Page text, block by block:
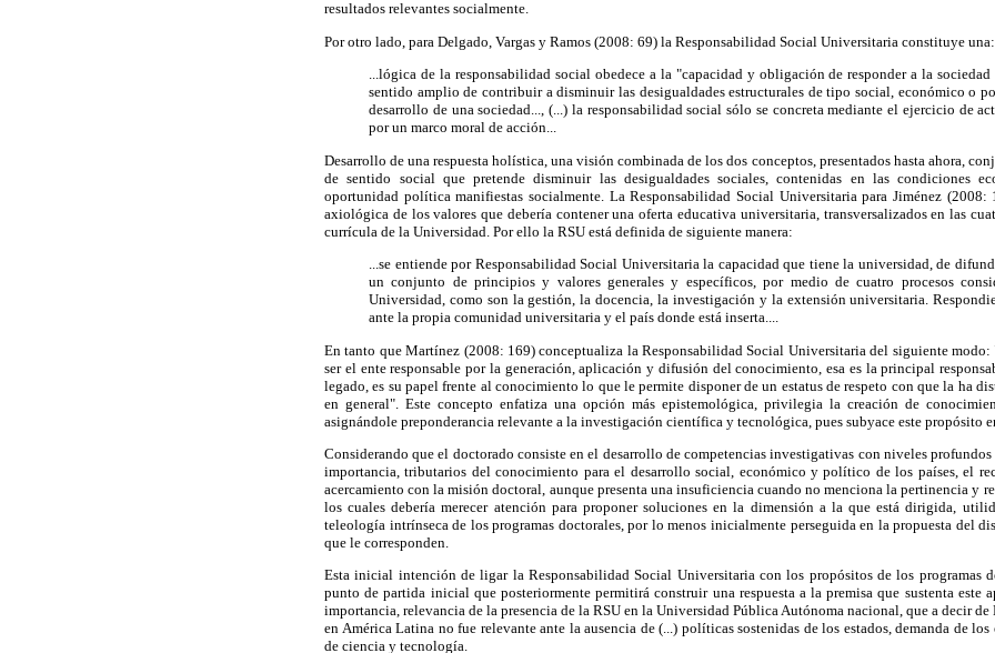
resultados relevantes socialmente.
Por otro lado, para Delgado, Vargas y Ramos (2008: 69) la Responsabilidad Social Universitaria constituye una:
...lógica de la responsabilidad social obedece a la "capacidad y obligación de responder a la
sentido amplio de contribuir a disminuir las desigualdades estructurales de tipo social, económico o
desarrollo de una sociedad..., (...) la responsabilidad social sólo se concreta mediante el ejercicio de
por un marco moral de acción...
Desarrollo de una respuesta holística, una visión combinada de los dos conceptos, presentados hasta ahora,
de sentido social que pretende disminuir las desigualdades sociales, contenidas en las condiciones
oportunidad política manifiestas socialmente. La Responsabilidad Social Universitaria para Jiménez
axiológica de los valores que debería contener una oferta educativa universitaria, transversalizados en las
currícula de la Universidad. Por ello la RSU está definida de siguiente manera:
...se entiende por Responsabilidad Social Universitaria la capacidad que tiene la universidad, de
un conjunto de principios y valores generales y específicos, por medio de cuatro procesos
Universidad, como son la gestión, la docencia, la investigación y la extensión universitaria.
ante la propia comunidad universitaria y el país donde está inserta....
En tanto que Martínez (2008: 169) conceptualiza la Responsabilidad Social Universitaria del siguiente
ser el ente responsable por la generación, aplicación y difusión del conocimiento, esa es la principal
legado, es su papel frente al conocimiento lo que le permite disponer de un estatus de respeto con que la ha
en general". Este concepto enfatiza una opción más epistemológica, privilegia la creación de
asignándole preponderancia relevante a la investigación científica y tecnológica, pues subyace este propósito
Considerando que el doctorado consiste en el desarrollo de competencias investigativas con niveles
importancia, tributarios del conocimiento para el desarrollo social, económico y político de los países, el
acercamiento con la misión doctoral, aunque presenta una insuficiencia cuando no menciona la pertinencia y
los cuales debería merecer atención para proponer soluciones en la dimensión a la que está dirigida,
teleología intrínseca de los programas doctorales, por lo menos inicialmente perseguida en la propuesta del
que le corresponden.
Esta inicial intención de ligar la Responsabilidad Social Universitaria con los propósitos de los programas
punto de partida inicial que posteriormente permitirá construir una respuesta a la premisa que sustenta este
importancia, relevancia de la presencia de la RSU en la Universidad Pública Autónoma nacional, que a decir
en América Latina no fue relevante ante la ausencia de (...) políticas sostenidas de los estados, demanda de
de ciencia y tecnología.